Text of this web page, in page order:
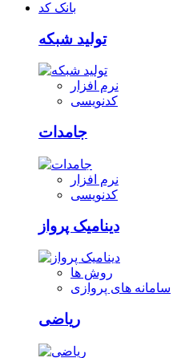
بانک کد
تولید شبکه
نرم افزار
کدنویسی
جامدات
نرم افزار
کدنویسی
دینامیک پرواز
روش ها
سامانه های پروازی
ریاضی